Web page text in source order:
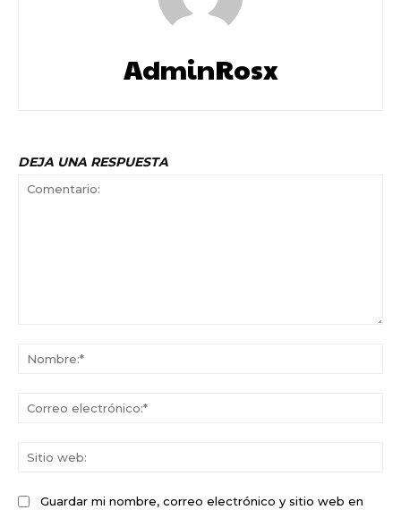
AdminRosx
DEJA UNA RESPUESTA
Guardar mi nombre, correo electrónico y sitio web en